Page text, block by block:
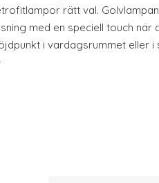
rätt val.
med en speciell touch när
i vardagsrummet eller i